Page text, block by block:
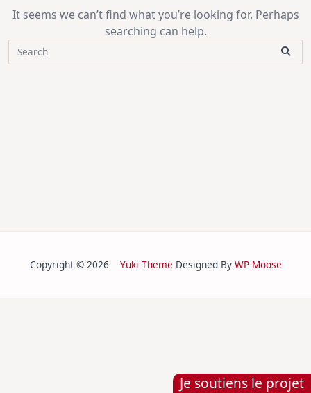
Je soutiens le projet
It seems we can’t find what you’re looking for. Perhaps
searching can help.
Search
Copyright © 2026 Yuki Theme Designed By WP Moose